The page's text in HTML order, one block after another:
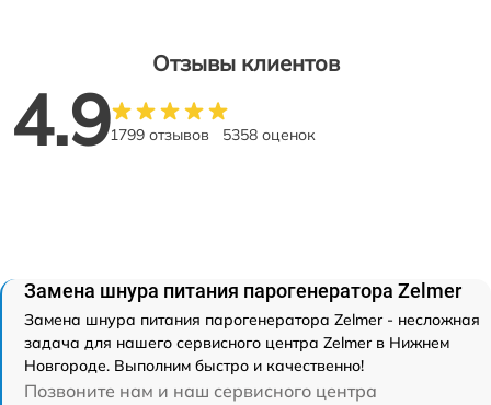
Отзывы клиентов
4.91799 отзывов 5358 оценок
Замена шнура питания парогенератора Zelmer
Замена шнура питания парогенератора Zelmer - несложная
задача для нашего сервисного центра Zelmer в Нижнем
Новгороде. Выполним быстро и качественно!
Позвоните нам и наш сервисного центра